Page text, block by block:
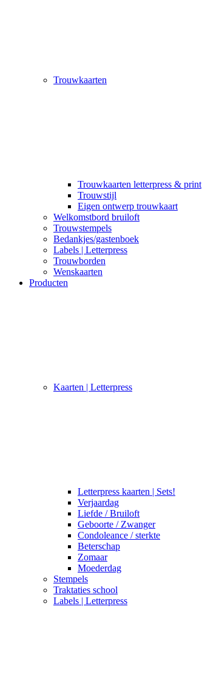
Trouwkaarten
Trouwkaarten letterpress & print
Trouwstijl
Eigen ontwerp trouwkaart
Welkomstbord bruiloft
Trouwstempels
Bedankjes/gastenboek
Labels | Letterpress
Trouwborden
Wenskaarten
Producten
Kaarten | Letterpress
Letterpress kaarten | Sets!
Verjaardag
Liefde / Bruiloft
Geboorte / Zwanger
Condoleance / sterkte
Beterschap
Zomaar
Moederdag
Stempels
Traktaties school
Labels | Letterpress